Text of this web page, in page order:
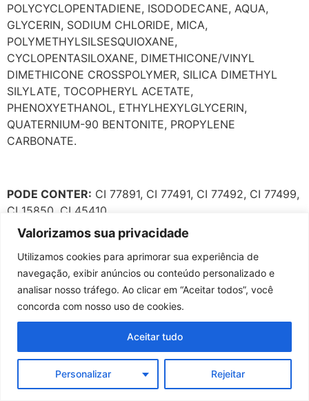
Valorizamos sua privacidade
Utilizamos cookies para aprimorar sua experiência de
navegação, exibir anúncios ou conteúdo personalizado e
analisar nosso tráfego. Ao clicar em “Aceitar todos”, você
concorda com nosso uso de cookies.
Personalizar Rejeitar
Aceitar tudo
POLYCYCLOPENTADIENE, ISODODECANE, AQUA,
GLYCERIN, SODIUM CHLORIDE, MICA,
POLYMETHYLSILSESQUIOXANE,
CYCLOPENTASILOXANE, DIMETHICONE/VINYL
DIMETHICONE CROSSPOLYMER, SILICA DIMETHYL
SILYLATE, TOCOPHERYL ACETATE,
PHENOXYETHANOL, ETHYLHEXYLGLYCERIN,
QUATERNIUM-90 BENTONITE, PROPYLENE
CARBONATE.
PODE CONTER: CI 77891, CI 77491, CI 77492, CI 77499,
CI 15850, CI 45410.